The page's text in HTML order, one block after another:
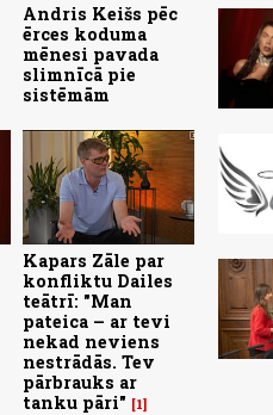
Andris Keišs pēc
ērces koduma
mēnesi pavada
slimnīcā pie
sistēmām
Kapars Zāle par
konfliktu Dailes
teātrī: "Man
pateica – ar tevi
nekad neviens
nestrādās. Tev
pārbrauks ar
tanku pāri"
1